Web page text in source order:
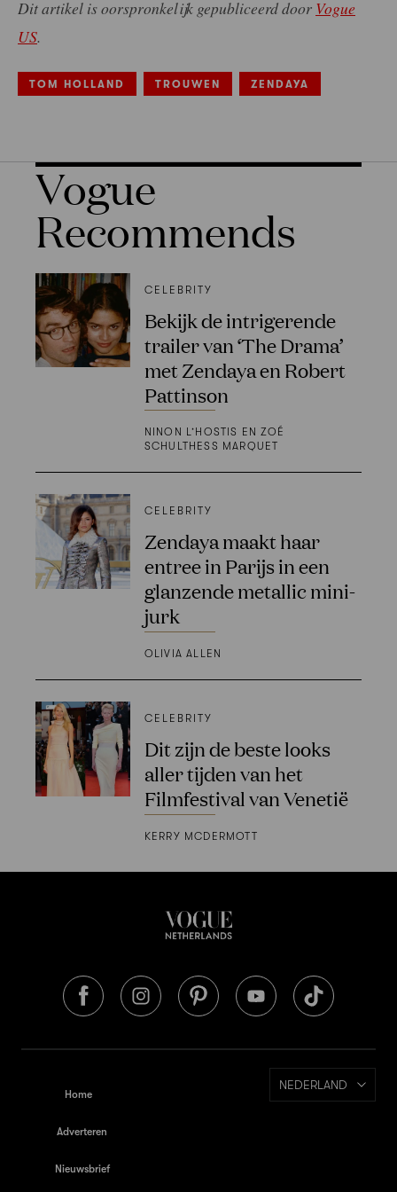
Dit artikel is oorspronkelijk gepubliceerd door Vogue
US.
TOM HOLLAND TROUWEN ZENDAYA
Vogue
Recommends
CELEBRITY
Bekijk de intrigerende
trailer van ‘The Drama’
met Zendaya en Robert
Pattinson
NINON L’HOSTIS EN ZOÉ
SCHULTHESS MARQUET
CELEBRITY
Zendaya maakt haar
entree in Parijs in een
glanzende metallic mini-
jurk
OLIVIA ALLEN
CELEBRITY
Dit zijn de beste looks
aller tijden van het
Filmfestival van Venetië
KERRY MCDERMOTT
Home
Adverteren
Nieuwsbrief
NEDERLAND